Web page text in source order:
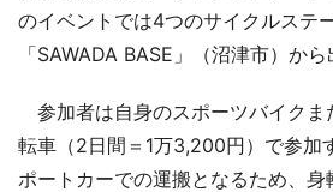
のイベントでは4つのサイクルステ
「SAWADA BASE」（沼津市）から
参加者は自身のスポーツバイクま
転車（2日間＝1万3,200円）で参加
ポートカーでの運搬となるため、